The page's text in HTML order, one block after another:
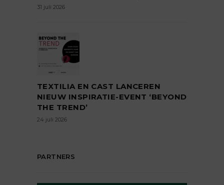
31 juli 2026
TEXTILIA EN CAST LANCEREN
NIEUW INSPIRATIE-EVENT ‘BEYOND
THE TREND’
24 juli 2026
PARTNERS